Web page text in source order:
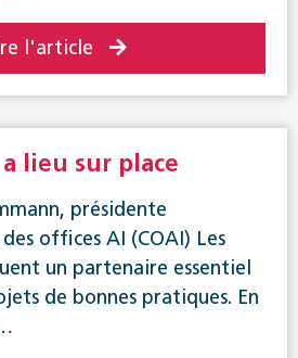
l'article
lieu sur place
présidente
offices AI (COAI) Les
un partenaire essentiel
de bonnes pratiques. En